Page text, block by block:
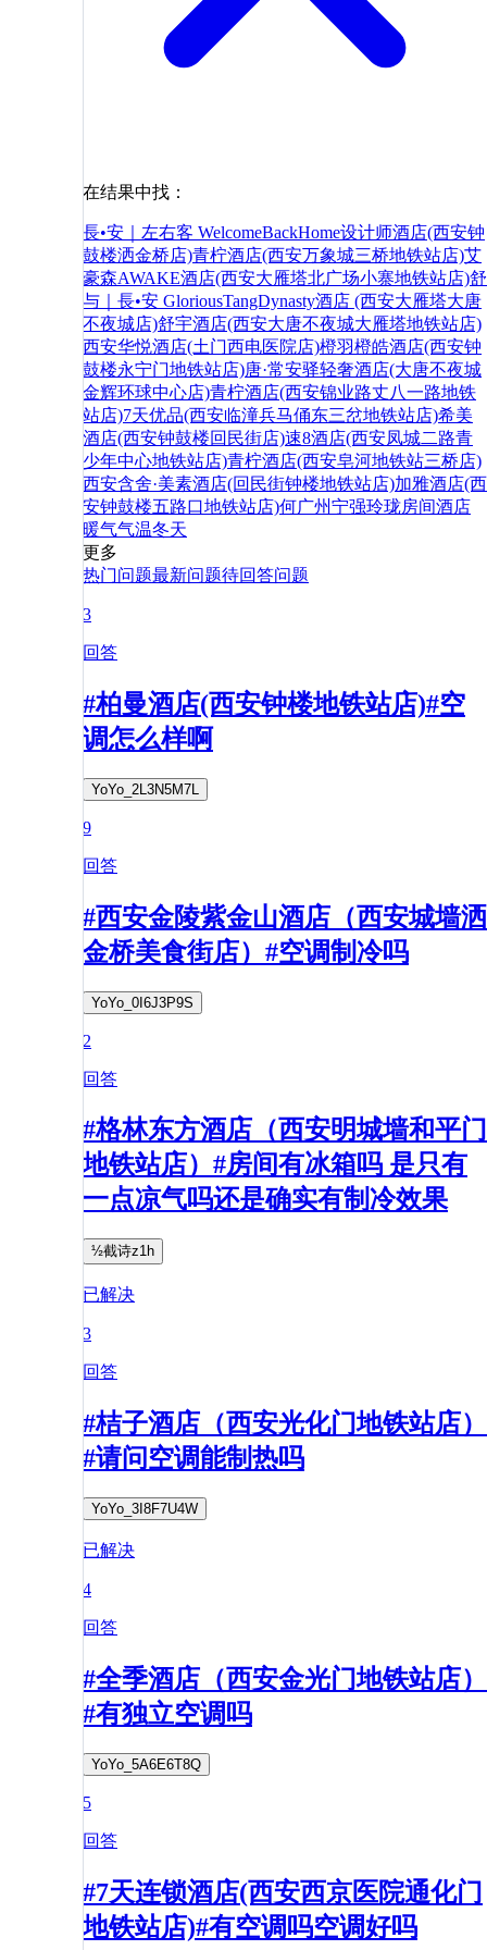
在结果中找：
長•安｜左右客 WelcomeBackHome设计师酒店(西安钟
鼓楼洒金桥店)青柠酒店(西安万象城三桥地铁站店)艾
豪森AWAKE酒店(西安大雁塔北广场小寨地铁站店)舒
与｜長•安 GloriousTangDynasty酒店 (西安大雁塔大唐
不夜城店)舒宇酒店(西安大唐不夜城大雁塔地铁站店)
西安华悦酒店(土门西电医院店)橙羽橙皓酒店(西安钟
鼓楼永宁门地铁站店)唐·常安驿轻奢酒店(大唐不夜城
金辉环球中心店)青柠酒店(西安锦业路丈八一路地铁
站店)7天优品(西安临潼兵马俑东三岔地铁站店)希美
酒店(西安钟鼓楼回民街店)速8酒店(西安凤城二路青
少年中心地铁站店)青柠酒店(西安皂河地铁站三桥店)
西安含舍·美素酒店(回民街钟楼地铁站店)加雅酒店(西
安钟鼓楼五路口地铁站店)何广州宁强玲珑房间酒店
暖气气温冬天
更多
热门问题最新问题待回答问题
3
回答
#柏曼酒店(西安钟楼地铁站店)#空
调怎么样啊
YoYo_2L3N5M7L
9
回答
#西安金陵紫金山酒店（西安城墙洒
金桥美食街店）#空调制冷吗
YoYo_0I6J3P9S
2
回答
#格林东方酒店（西安明城墙和平门
地铁站店）#房间有冰箱吗 是只有
一点凉气吗还是确实有制冷效果
½截诗z1h
已解决
3
回答
#桔子酒店（西安光化门地铁站店）
#请问空调能制热吗
YoYo_3I8F7U4W
已解决
4
回答
#全季酒店（西安金光门地铁站店）
#有独立空调吗
YoYo_5A6E6T8Q
5
回答
#7天连锁酒店(西安西京医院通化门
地铁站店)#有空调吗空调好吗